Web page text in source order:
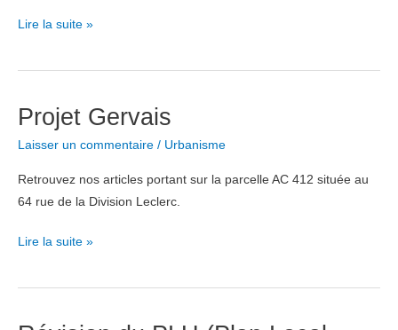
Révision
PLU
registre
Lire la suite »
Projet Gervais
Laisser un commentaire / Urbanisme
Retrouvez nos articles portant sur la parcelle AC 412 située au
64 rue de la Division Leclerc.
Projet
Lire la suite »